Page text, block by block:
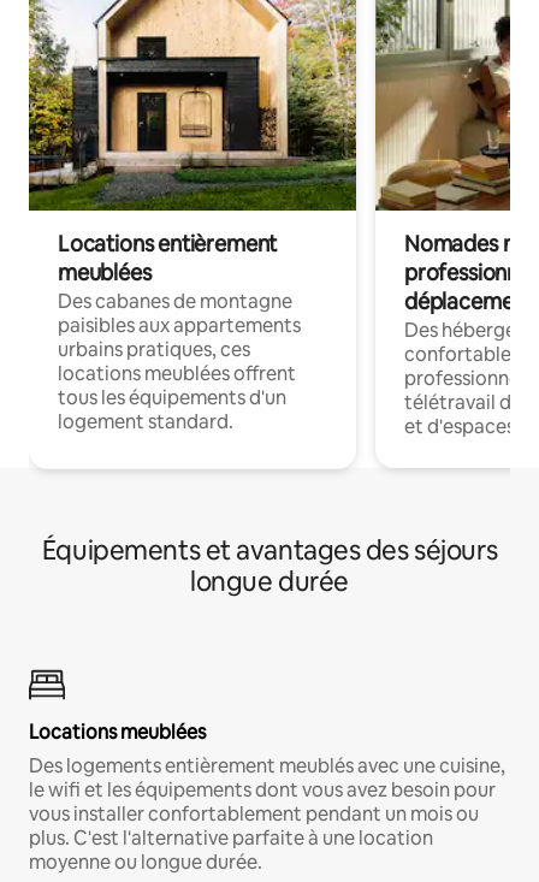
Locations entièrement
meublées
Des cabanes de montagne
paisibles aux appartements
urbains pratiques, ces
locations meublées offrent
tous les équipements d'un
logement standard.
Nomades
déplacement
Des
confortables
professionnels
télétravail
et d'espaces
Équipements et avantages des séjours
longue durée
Locations meublées
Des logements entièrement meublés avec une cuisine,
le wifi et les équipements dont vous avez besoin pour
vous installer confortablement pendant un mois ou
plus. C'est l'alternative parfaite à une location
moyenne ou longue durée.